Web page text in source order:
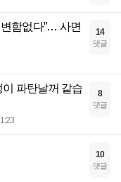
변함없다”… 사면
14
댓글
파탄날꺼 같습
8
댓글
10
댓글